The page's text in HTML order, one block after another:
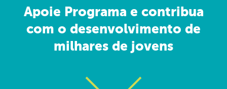
Apoie Programa e contribua
com o desenvolvimento de
milhares de jovens